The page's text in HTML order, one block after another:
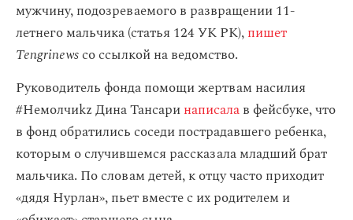
мужчину, подозреваемого в развращении 11-
летнего мальчика (статья 124 УК РК),пишет
Tengrinewsсо ссылкой на ведомство.
Руководитель фонда помощи жертвам насилия
#Немолчиkz Дина Тансаринаписалав фейсбуке, что
в фонд обратились соседи пострадавшего ребенка,
которым о случившемся рассказала младший брат
мальчика. По словам детей, к отцу часто приходит
«дядя Нурлан», пьет вместе с их родителем и